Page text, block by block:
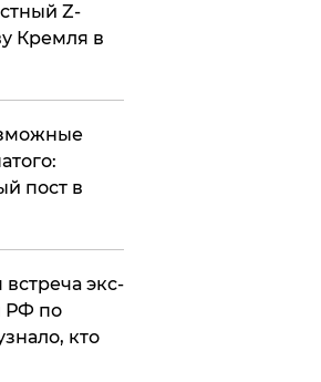
Z-
Кремля в
пост в
экс-
РФ по
кто